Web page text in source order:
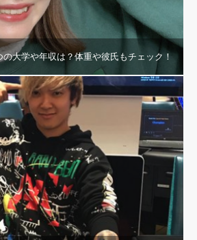
大学や年収は？体重や彼氏もチェック！